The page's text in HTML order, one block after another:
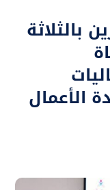
بالثلاثة
الأعمال